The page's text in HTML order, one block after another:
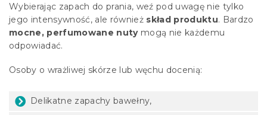
Wybierając zapach do prania, weź pod uwagę nie tylko
jego intensywność, ale również skład produktu. Bardzo
mocne, perfumowane nutymogą nie każdemu
odpowiadać.
Osoby o wrażliwej skórze lub węchu docenią:
Delikatne zapachy bawełny,